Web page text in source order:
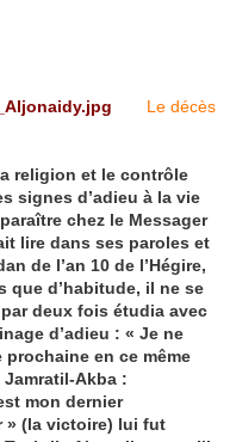
Le décès
religion et le contrôle
signes d’adieu à la vie
chez le Messager
lire dans ses paroles et
de l’an 10 de l’Hégire,
que d’habitude, il ne se
deux fois étudia avec
d’adieu : « Je ne
prochaine en ce même
Akba :
mon dernier
» (la victoire) lui fut